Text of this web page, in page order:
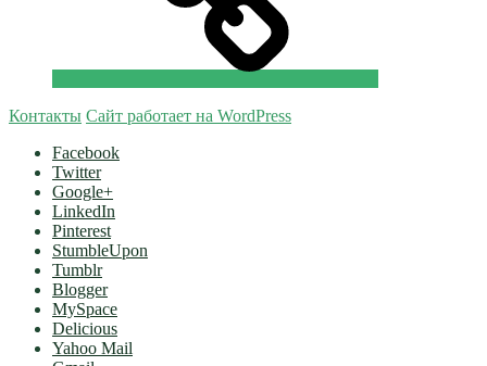
Контакты Сайт работает на WordPress
Facebook
Twitter
Google+
LinkedIn
Pinterest
StumbleUpon
Tumblr
Blogger
MySpace
Delicious
Yahoo Mail